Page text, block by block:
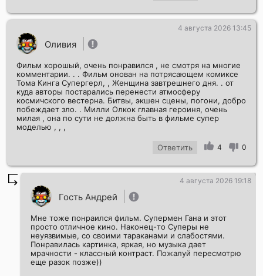
Оливия
4 августа 2026 13:45
Фильм хорошый, очень понравился , не смотря на многие
комментарии. . . Фильм онован на потрясающем комиксе
Тома Кинга Супергерл, , Женщина завтрешнего дня. . от
куда авторы постарались перенести атмосферу
космичского вестерна. Битвы, экшен сцены, погони, добро
побеждает зло. . Милли Олкок главная героиня, очень
милая , она по сути не должна быть в фильме супер
моделью , , ,
Ответить 4 0
Гость Андрей
4 августа 2026 19:18
Мне тоже понраился фильм. Супермен Гана и этот
просто отличное кино. Наконец-то Суперы не
неуязвимые, со своими тараканами и слабостями.
Понравилась картинка, яркая, но музыка дает
мрачности - классный контраст. Пожалуй пересмотрю
еще разок позже))